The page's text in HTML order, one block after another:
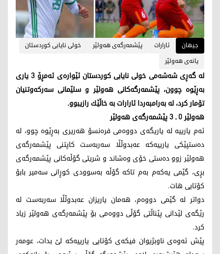
جیهان ئارارات پێشمه‌رگه‌ی هه‌ولێر
خولی نایابی كوردستان
یانه‌ی هه‌ولێر
له‌ گه‌ڕی شه‌شه‌می خولی نایابی كوردستان ئێواره‌ی ئه‌مڕۆ 3 یاری
به‌ڕێوه‌ چوون، پێشمه‌رگه‌كانی هه‌ولێر و سلێمانی سه‌ركه‌وتنیان
تۆمار كرد، له‌ به‌رامبه‌ردا ئارارات به‌ خاڵێك رازیبوو.
هه‌ولێر 0 ـ 3 پێشمه‌رگه‌ی هه‌ولێر
ئه‌م یارییه‌ له‌ یاریگه‌ی دووه‌می فره‌نسۆ هه‌ریری به‌ڕێوه‌ چوو، له‌
ده‌ستپێكی یارییه‌كه‌ عه‌بدوڵڵا سه‌ربه‌ست كاپتنی پێشمه‌رگه‌ی
هه‌ولێر زوو ده‌ستی خۆی وه‌شاند و شریتی گۆڵه‌كانی پێشمه‌رگه‌ی
بڕی، گێمی یه‌كه‌م به‌م تاكه‌ گۆڵه به‌سوودی كوڕانی سه‌میر بابۆ
كۆتایی هات.
دواتر له‌ گێمی دووه‌م، هه‌مان یاریزان عه‌بدوڵڵا سه‌ربه‌ست له‌
رێگه‌ی لێدانی پێناڵتی گۆڵی دووه‌می بۆ پێشمه‌رگه‌ی هه‌ولێر زیاد
كرد.
پێش ئه‌وه‌ی ناوبژیوان فیكه‌ی كۆتایی یارییه‌كه‌ لێ بدات، عومه‌ر